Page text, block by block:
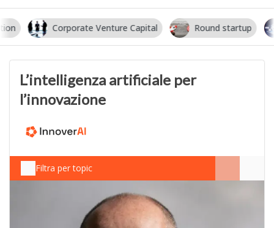
Corporate Venture Capital Round startup
L’intelligenza artificiale per
l’innovazione
Filtra per topic